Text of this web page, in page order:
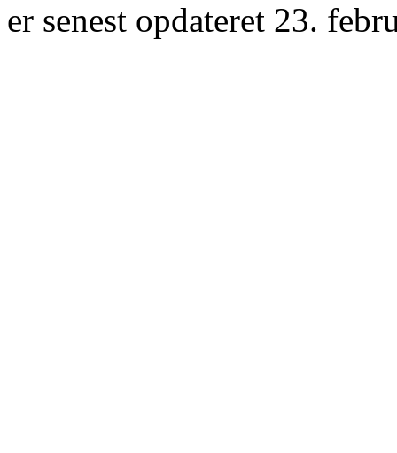
er senest opdateret 23.